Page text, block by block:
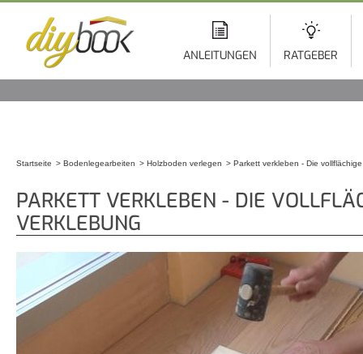
ANLEITUNGEN RATGEBER
Startseite Bodenlegearbeiten Holzboden verlegen Parkett verkleben - Die
PARKETT VERKLEBEN - DIE
VERKLEBUNG